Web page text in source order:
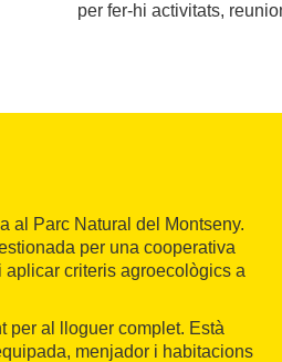
per fer-hi activitats,
al Parc Natural del Montseny.
per una cooperativa
i aplicar criteris agroecològics a
per al lloguer complet. Està
menjador i habitacions